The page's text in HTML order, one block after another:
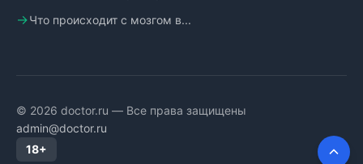
Что происходит с мозгом в...
© 2026 doctor.ru — Все права защищены
admin@doctor.ru
18+